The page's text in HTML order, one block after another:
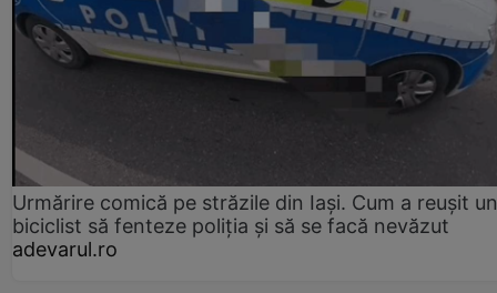
Urmărire comică pe străzile din Iași. Cum a reușit un
biciclist să fenteze poliția și să se facă nevăzut
adevarul.ro